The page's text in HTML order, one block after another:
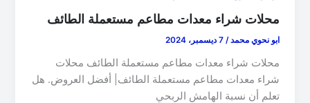
محلات شراء معدات مطاعم مستعملة الطائف
ابو نحوي محمد/7 ديسمبر، 2024
محلات شراء معدات مطاعم مستعملة الطائف محلات
شراء معدات مطاعم مستعملة الطائف| أفضل العروض. هل
تعلم أن نسبة الهامش الربحي